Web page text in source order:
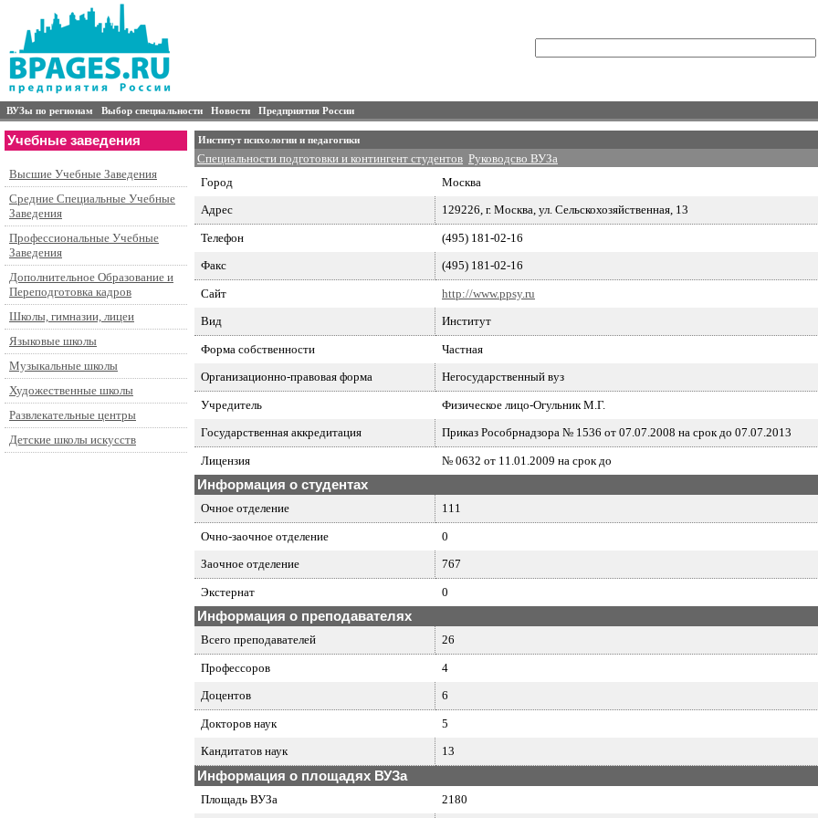
ВУЗы по регионам Выбор специальности Новости Предприятия России
Учебные заведения
Высшие Учебные Заведения
Средние Специальные Учебные
Заведения
Профессиональные Учебные
Заведения
Дополнительное Образование и
Переподготовка кадров
Школы, гимназии, лицеи
Языковые школы
Музыкальные школы
Художественные школы
Развлекательные центры
Детские школы искусств
Институт психологии и педагогики
Специальности подготовки и контингент студентов Руководсво ВУЗа
Город
Москва
Адрес
129226, г. Москва, ул. Сельскохозяйственная, 13
Телефон
(495) 181-02-16
Факс
(495) 181-02-16
Сайт
http://www.ppsy.ru
Вид
Институт
Форма собственности
Частная
Организационно-правовая форма
Негосударственный вуз
Учредитель
Физическое лицо-Огульник М.Г.
Государственная аккредитация
Приказ Рособрнадзора № 1536 от 07.07.2008 на срок до 07.07.2013
Лицензия № 0632 от 11.01.2009 на срок до
Информация о студентах
Очное отделение 111
Очно-заочное отделение
0
Заочное отделение
767
Экстернат 0
Информация о преподавателях
Всего преподавателей 26
Профессоров
4
Доцентов
6
Докторов наук
5
Кандитатов наук
13
Информация о площадях ВУЗа
Площадь ВУЗа 2180